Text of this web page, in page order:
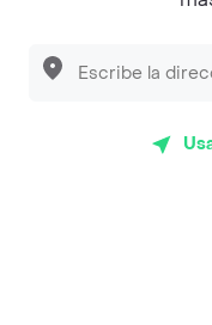
Top Marcas y
Encuéntranos en